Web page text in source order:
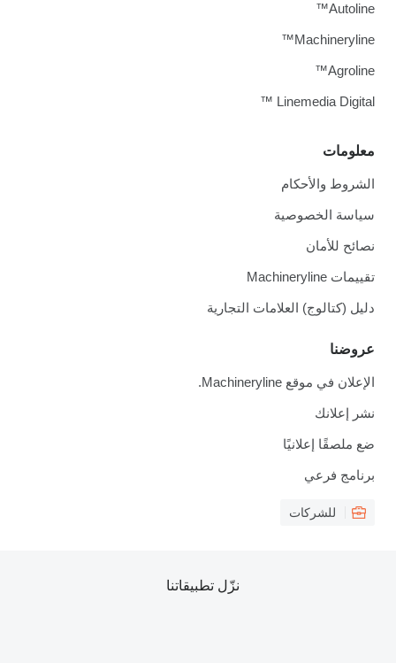
معلومات
الشروط والأحكام
سياسة الخصوصية
نصائح للأمان
تقييمات Machineryline
دليل (كتالوج) العلامات التجارية
عروضنا
الإعلان في موقع Machineryline.
نشر إعلانك
ضع ملصقًا إعلانيًا
برنامج فرعي
للشركات
Autoline™
Machineryline™
Agroline™
Linemedia Digital ™
نزّل تطبيقاتنا